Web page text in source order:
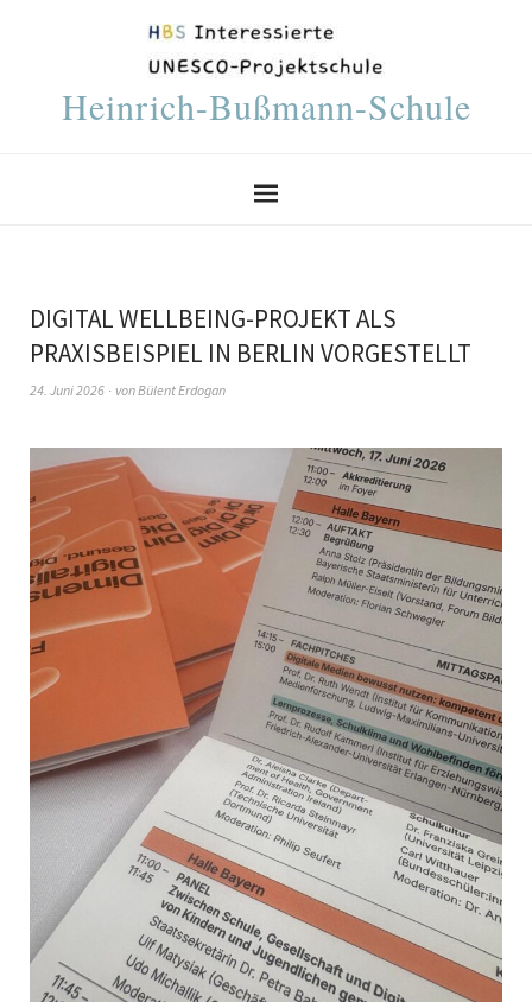
Heinrich-Bußmann-Schule
DIGITAL WELLBEING-PROJEKT ALS
PRAXISBEISPIEL IN BERLIN VORGESTELLT
24. Juni 2026 vonBülent Erdogan